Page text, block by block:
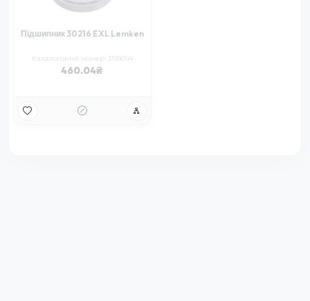
Підшипник 30216 EXL Lemken
Каталоговий номер: 3199094
460.04